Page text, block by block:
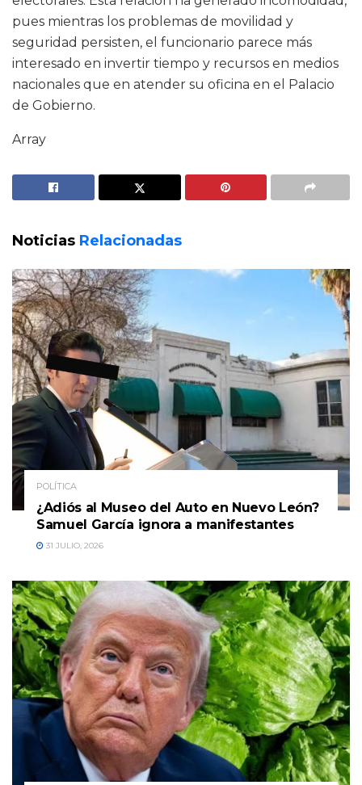
pues mientras los problemas de movilidad y
seguridad persisten, el funcionario parece más
interesado en invertir tiempo y recursos en medios
nacionales que en atender su oficina en el Palacio
de Gobierno.
Array
Noticias Relacionadas
POLÍTICA
¿Adiós al Museo del Auto en Nuevo León?
Samuel García ignora a manifestantes
31 JULIO, 2026